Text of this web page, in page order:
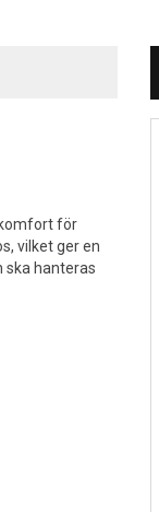
för
vilket ger en
ska hanteras